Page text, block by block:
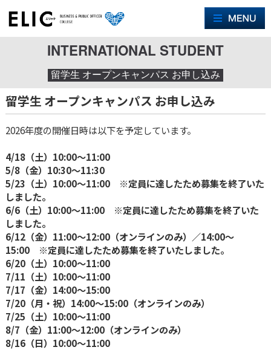
INTERNATIONAL STUDENT
留学生 オープンキャンパス お申し込み
留学生 オープンキャンパス お申し込み
2026年度の開催日時は以下を予定しています。
4/18（土）10:00〜11:00
5/8（金）10:30〜11:30
5/23（土）10:00〜11:00 ※定員に達したため募集を終了いた
しました。
6/6（土）10:00〜11:00 ※定員に達したため募集を終了いた
しました。
6/12（金）11:00〜12:00（オンラインのみ）／14:00〜
15:00 ※定員に達したため募集を終了いたしました。
6/20（土）10:00〜11:00
7/11（土）10:00〜11:00
7/17（金）14:00〜15:00
7/20（月・祝）14:00〜15:00（オンラインのみ）
7/25（土）10:00〜11:00
8/7（金）11:00〜12:00（オンラインのみ）
8/16（日）10:00〜11:00